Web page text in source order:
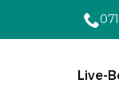
Live-